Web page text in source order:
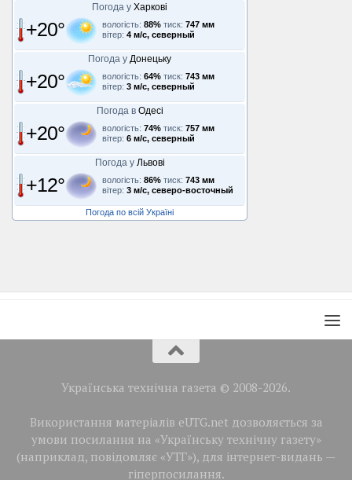
Погода у Харкові
+20° вологість: 88% тиск: 747 мм
вітер: 4 м/с, северный
Погода у Донецьку
+20° вологість: 64% тиск: 743 мм
вітер: 3 м/с, северный
Погода в Одесі
+20° вологість: 74% тиск: 757 мм
вітер: 6 м/с, северный
Погода у Львові
+12° вологість: 86% тиск: 743 мм
вітер: 3 м/с, северо-восточный
Погода по всій Україні
Українська технічна газета © 2008-2026.
Використання матеріалів eUTG.net дозволяється за
умови посилання на «Українську технічну газету»
(наприклад, повідомляє «УТГ»), для інтернет-видань —
гіперпосилання.